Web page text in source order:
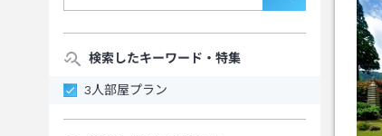
検索したキーワード・特集
3人部屋プラン